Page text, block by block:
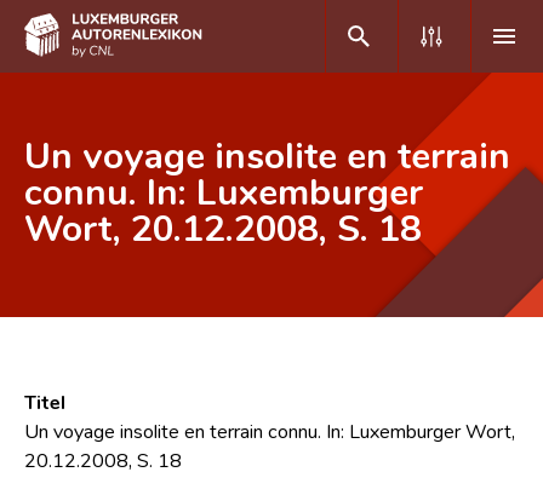
DE FR
Home
Erweiterte Suche
CNL
Forschungsgruppe
Un voyage insolite en terrain
connu. In: Luxemburger
Wort, 20.12.2008, S. 18
Titel
Un voyage insolite en terrain connu. In: Luxemburger Wort,
20.12.2008, S. 18